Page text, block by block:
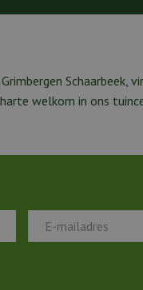
Schaarbeek,
welkom in ons